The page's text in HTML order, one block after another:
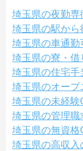
埼玉県の夜勤専
埼玉県の駅から
埼玉県の車通勤
埼玉県の寮・借
埼玉県の住宅手
埼玉県のオープ
埼玉県の未経験
埼玉県の管理職
埼玉県の無資格
埼玉県の高収入